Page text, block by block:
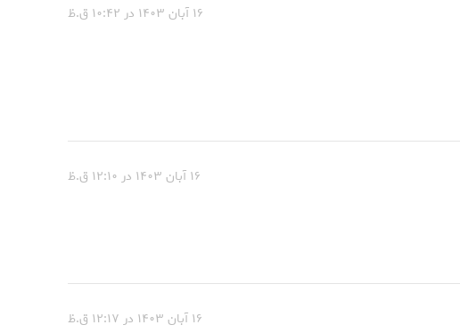
۱۶ آبان ۱۴۰۳ در ۱۰:۴۲ ق.ظ
۱۶ آبان ۱۴۰۳ در ۱۲:۱۰ ق.ظ
۱۶ آبان ۱۴۰۳ در ۱۲:۱۷ ق.ظ